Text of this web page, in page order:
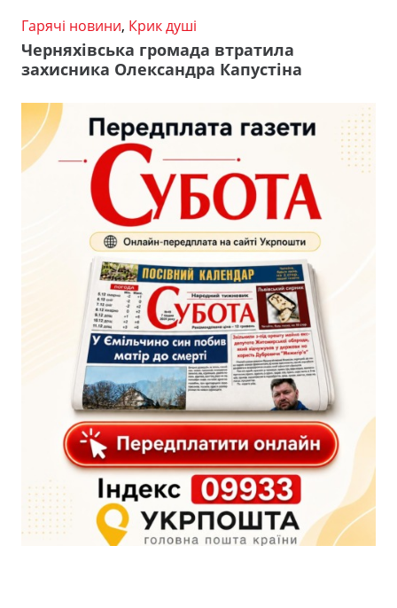
Гарячі новини, Крик душі
Черняхівська громада втратила
захисника Олександра Капустіна